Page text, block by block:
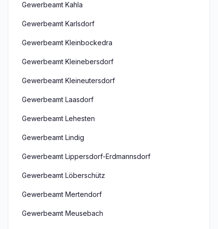
Gewerbeamt Kahla
Gewerbeamt Karlsdorf
Gewerbeamt Kleinbockedra
Gewerbeamt Kleinebersdorf
Gewerbeamt Kleineutersdorf
Gewerbeamt Laasdorf
Gewerbeamt Lehesten
Gewerbeamt Lindig
Gewerbeamt Lippersdorf-Erdmannsdorf
Gewerbeamt Löberschütz
Gewerbeamt Mertendorf
Gewerbeamt Meusebach